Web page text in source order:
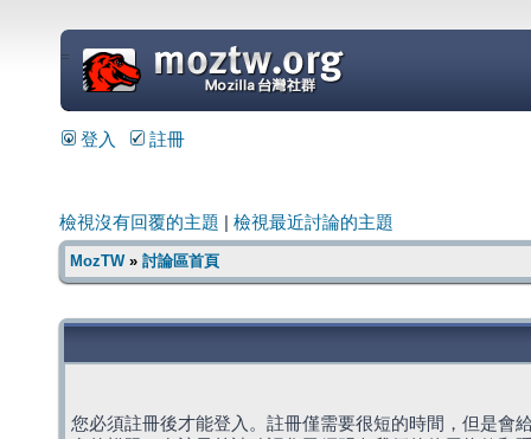
=
登入 註冊
檢視沒有回覆的主題 檢視最近討論的主題
MozTW» 討論區首頁
您必須註冊後才能登入。註冊僅需要很短的時間，但是會